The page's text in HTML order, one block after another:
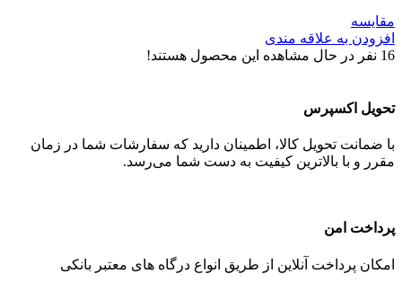
مقایسه
افزودن به علاقه مندی
16 نفر در حال مشاهده این محصول هستند!
تحویل اکسپرس
با ضمانت تحویل کالا، اطمینان دارید که سفارشات شما در زمان
مقرر و با بالاترین کیفیت به دست شما می‌رسد.
پرداخت امن
امکان پرداخت آنلاین از طریق انواع درگاه های معتبر بانکی